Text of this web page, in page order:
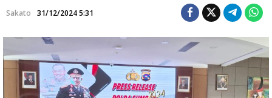
n
2
2
4
,
T
Sakato 31/12/2024 5:31